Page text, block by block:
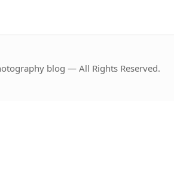
blog — All Rights Reserved.